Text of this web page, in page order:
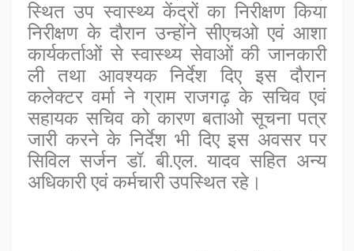
स्थित उप स्वास्थ्य केंद्रों का निरीक्षण किया
निरीक्षण के दौरान उन्होंने सीएचओ एवं आशा
कार्यकर्ताओं से स्वास्थ्य सेवाओं की जानकारी
ली तथा आवश्यक निर्देश दिए इस दौरान
कलेक्टर वर्मा ने ग्राम राजगढ़ के सचिव एवं
सहायक सचिव को कारण बताओ सूचना पत्र
जारी करने के निर्देश भी दिए इस अवसर पर
सिविल सर्जन डॉ. बी.एल. यादव सहित अन्य
अधिकारी एवं कर्मचारी उपस्थित रहे।